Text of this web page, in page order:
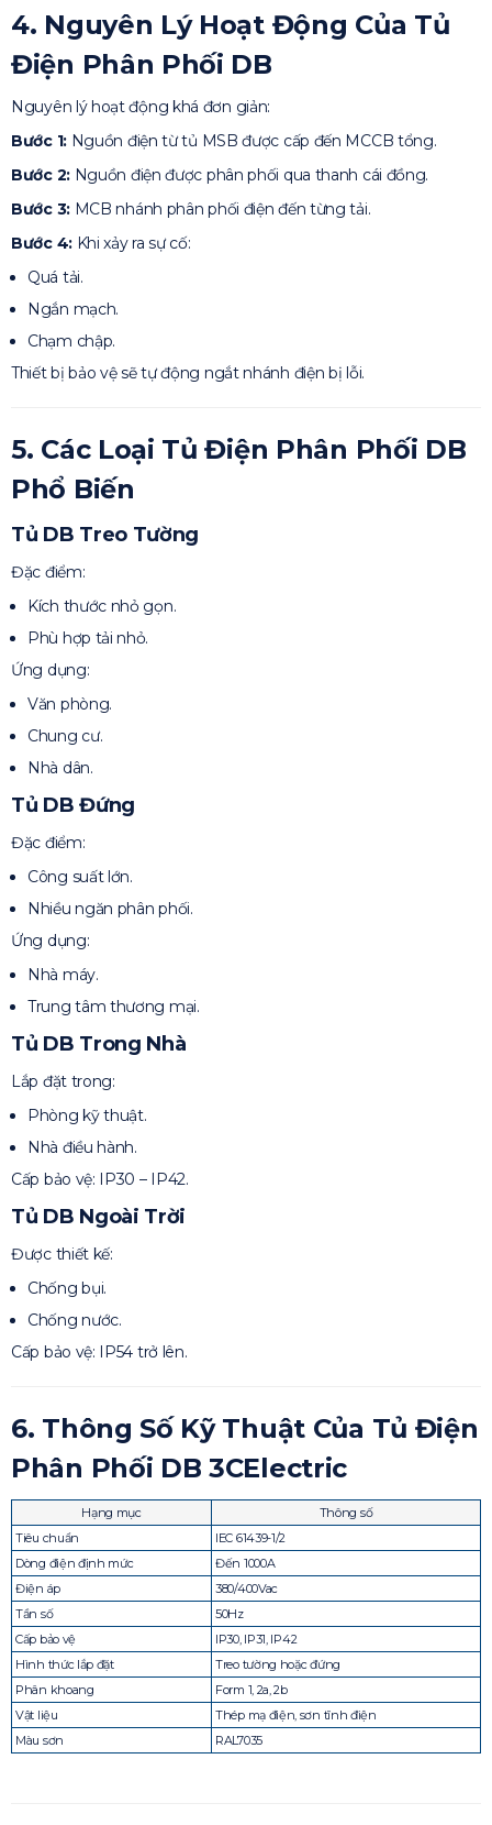
4. Nguyên Lý Hoạt Động Của Tủ
Điện Phân Phối DB
Nguyên lý hoạt động khá đơn giản:
Bước 1:Nguồn điện từ tủ MSB được cấp đến MCCB tổng.
Bước 2:Nguồn điện được phân phối qua thanh cái đồng.
Bước 3:MCB nhánh phân phối điện đến từng tải.
Bước 4:Khi xảy ra sự cố:
Quá tải.
Ngắn mạch.
Chạm chập.
Thiết bị bảo vệ sẽ tự động ngắt nhánh điện bị lỗi.
5. Các Loại Tủ Điện Phân Phối DB
Phổ Biến
Tủ DB Treo Tường
Đặc điểm:
Kích thước nhỏ gọn.
Phù hợp tải nhỏ.
Ứng dụng:
Văn phòng.
Chung cư.
Nhà dân.
Tủ DB Đứng
Đặc điểm:
Công suất lớn.
Nhiều ngăn phân phối.
Ứng dụng:
Nhà máy.
Trung tâm thương mại.
Tủ DB Trong Nhà
Lắp đặt trong:
Phòng kỹ thuật.
Nhà điều hành.
Cấp bảo vệ: IP30 – IP42.
Tủ DB Ngoài Trời
Được thiết kế:
Chống bụi.
Chống nước.
Cấp bảo vệ: IP54 trở lên.
6. Thông Số Kỹ Thuật Của Tủ Điện
Phân Phối DB 3CElectric
Hạng mục
Thông số
Tiêu chuẩn
IEC 61439-1/2
Dòng điện định mức
Đến 1000A
Điện áp
380/400Vac
Tần số
50Hz
Cấp bảo vệ
IP30, IP31, IP42
Hình thức lắp đặt
Treo tường hoặc đứng
Phân khoang
Form 1, 2a, 2b
Vật liệu
Thép mạ điện, sơn tĩnh điện
Màu sơn
RAL7035